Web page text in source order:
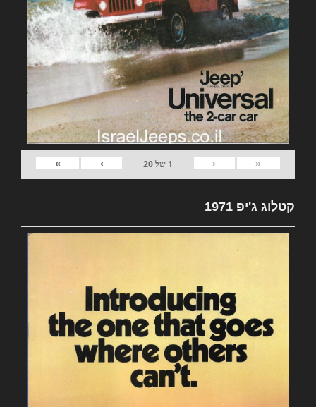
«
‹
1 של20
›
»
קטלוג ג'יפ 1971